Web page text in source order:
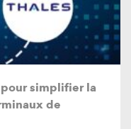
simplifier la
de